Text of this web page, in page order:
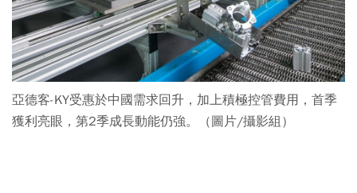
亞德客-KY受惠於中國需求回升，加上積極控管費用，首季
獲利亮眼，第2季成長動能仍強。（圖片/攝影組）